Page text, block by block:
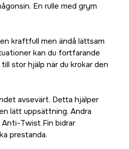
En rulle med grym
kraftfull men ändå lättsam
kan du fortfarande
stor hjälp när du krokar den
avsevärt. Detta hjälper
lätt uppsättning. Andra
Twist Fin bidrar
prestanda.